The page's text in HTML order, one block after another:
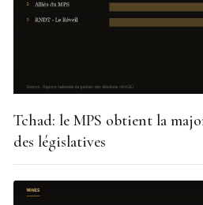
Tchad: le MPS obtient la
des législatives